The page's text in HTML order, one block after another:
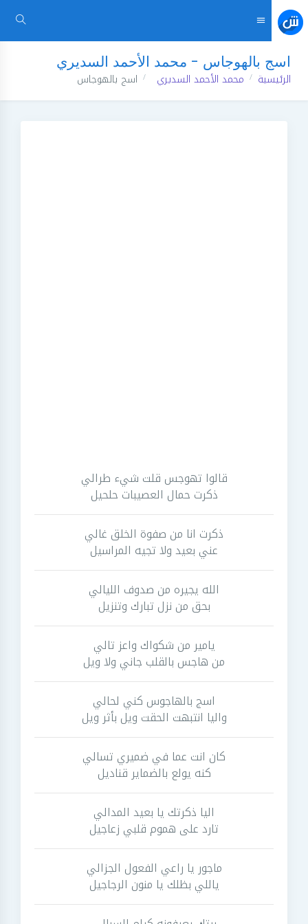
اسج بالهوجاس - محمد الأحمد السديري
الرئيسية محمد الأحمد السديري اسج بالهوجاس
قالوا تهوجس قلت شيء طرالي
ذكرت حمال العصيبات حلحيل
ذكرت انا من صفوة الخلق غالي
عني بعيد ولا تجيه المراسيل
الله يجيره من صدوف الليالي
بحق من نزل تبارك وتنزيل
يامير من شكواك واعز تالي
من هاجس بالقلب جاني ولا ويل
اسج بالهاجوس كني لحالي
واليا انتبهت الحقت ويل بأثر ويل
كان انت عما في ضميري تسالي
كنه يولع بالضماير قناديل
اليا ذكرتك يا بعيد المدالي
تارد على هموم قلبي زعاجيل
ماجور يا راعي الفعول الجزالي
ياللي بظلك يا منون الرجاجيل